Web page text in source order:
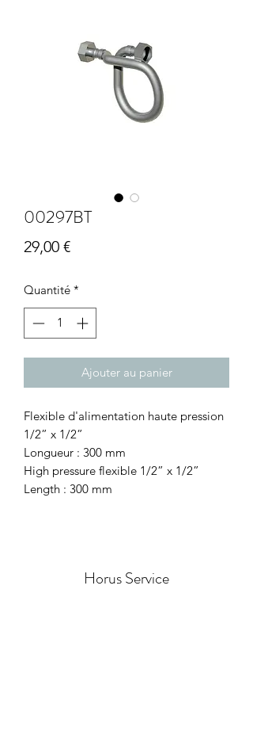
00297BT
29,00 €Prix
Quantité *
Ajouter au panier
Flexible d'alimentation haute pression
1/2” x 1/2”
Longueur : 300 mm
High pressure flexible 1/2” x 1/2”
Length : 300 mm
Horus Service